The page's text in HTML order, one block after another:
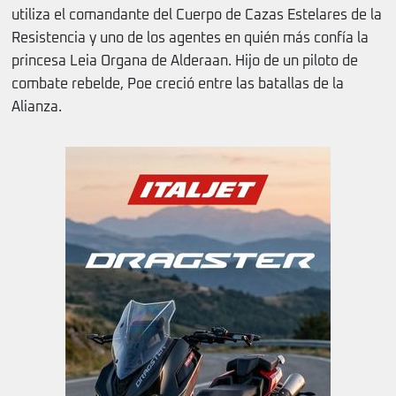
utiliza el comandante del Cuerpo de Cazas Estelares de la
Resistencia y uno de los agentes en quién más confía la
princesa Leia Organa de Alderaan. Hijo de un piloto de
combate rebelde, Poe creció entre las batallas de la
Alianza.